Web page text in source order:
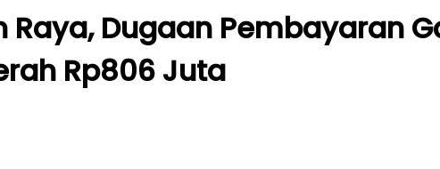
Raya, Dugaan Pembayaran
Rp806 Juta